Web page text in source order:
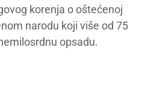
korenja o oštećenoj
narodu koji više od 75
opsadu.